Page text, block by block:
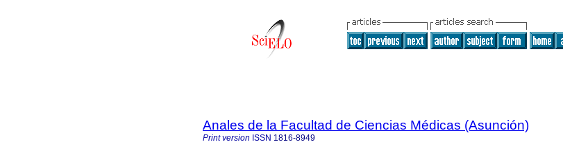
Anales de la Facultad de Ciencias Médicas (Asunción)
Print version ISSN 1816-8949